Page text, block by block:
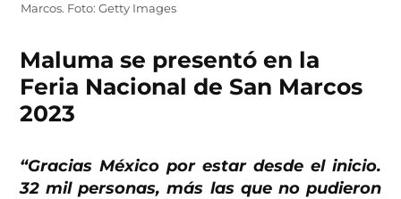
Marcos. Foto: Getty Images
Maluma se presentó en la
Feria Nacional de San Marcos
2023
“Gracias México por estar desde el inicio.
32 mil personas, más las que no pudieron